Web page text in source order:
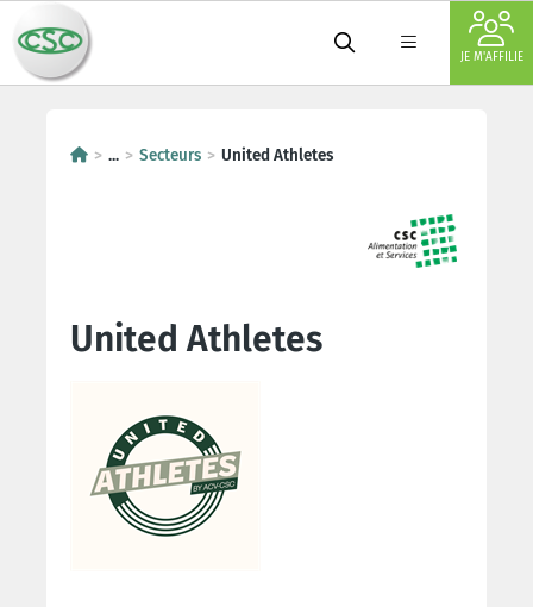
JE M'AFFILIE
... Secteurs United Athletes
United Athletes